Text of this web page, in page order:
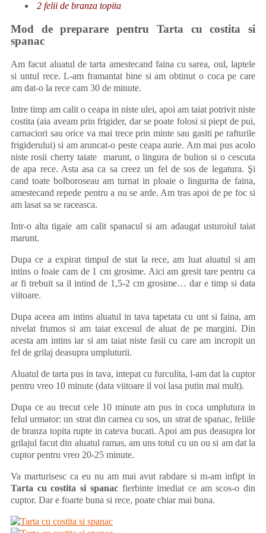
2 felii de branza topita
Mod de preparare pentru Tarta cu costita si
spanac
Am facut aluatul de tarta amestecand faina cu sarea, oul, laptele
si untul rece. L-am framantat bine si am obtinut o coca pe care
am dat-o la rece cam 30 de minute.
Intre timp am calit o ceapa in niste ulei, apoi am taiat potrivit niste
costita (aia aveam prin frigider, dar se poate folosi si piept de pui,
carnaciori sau orice va mai trece prin minte sau gasiti pe rafturile
frigiderului) si am aruncat-o peste ceapa aurie. Am mai pus acolo
niste rosii cherry taiate marunt, o lingura de bulion si o cescuta
de apa rece. Asta asa ca sa creez un fel de sos de legatura. Şi
cand toate bolboroseau am turnat in ploaie o lingurita de faina,
amestecand repede pentru a nu se arde. Am tras apoi de pe foc si
am lasat sa se raceasca.
Intr-o alta tigaie am calit spanacul si am adaugat usturoiul taiat
marunt.
Dupa ce a expirat timpul de stat la rece, am luat aluatul si am
intins o foaie cam de 1 cm grosime. Aici am gresit tare pentru ca
ar fi trebuit sa il intind de 1,5-2 cm grosime… dar e timp si data
viitoare.
Dupa aceea am intins aluatul in tava tapetata cu unt si faina, am
nivelat frumos si am taiat excesul de aluat de pe margini. Din
acesta am intins iar si am taiat niste fasii cu care am incropit un
fel de grilaj deasupra umpluturii.
Aluatul de tarta pus in tava, intepat cu furculita, l-am dat la cuptor
pentru vreo 10 minute (data viitoare il voi lasa putin mai mult).
Dupa ce au trecut cele 10 minute am pus in coca umplutura in
felul urmator: un strat din carnea cu sos, un strat de spanac, feliile
de branza topita rupte in cateva bucati. Apoi am pus deasupra lor
grilajul facut din aluatul ramas, am uns totul cu un ou si am dat la
cuptor pentru vreo 20-25 minute.
Va marturisesc ca eu nu am mai avut rabdare si m-am infipt in
Tarta cu costita si spanacfierbinte imediat ce am scos-o din
cuptor. Dar e foarte buna si rece, poate chiar mai buna.